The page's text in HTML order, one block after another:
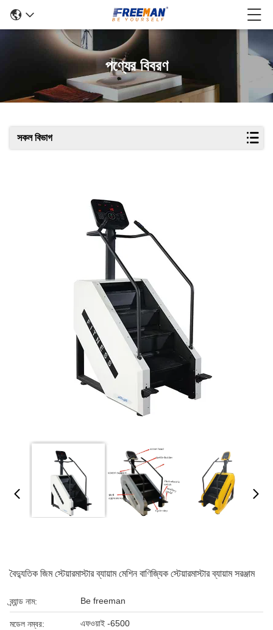
পণ্যের বিবরণ
সকল বিভাগ
বৈদ্যুতিক জিম স্টেয়ারমাস্টার ব্যায়াম মেশিন বাণিজ্যিক স্টেয়ারমাস্টার ব্যায়াম সরঞ্জাম
ব্র্যান্ড নাম: Be freeman
মডেল নম্বর: এফওয়াই -6500